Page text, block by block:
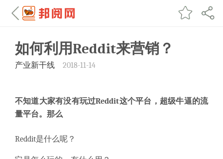
如何利用Reddit来营销？
产业新干线 2018-11-14
不知道大家有没有玩过Reddit这个平台，超级牛逼的流
量平台。那么
Reddit是什么呢？